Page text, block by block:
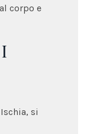
corpo e
si